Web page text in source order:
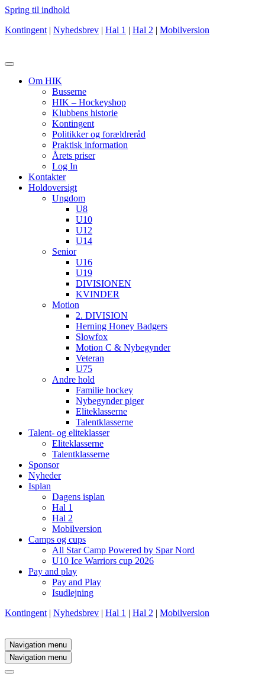
Spring til indhold
Kontingent | Nyhedsbrev | Hal 1 | Hal 2 | Mobilversion
Om HIK
Busserne
HIK – Hockeyshop
Klubbens historie
Kontingent
Politikker og forældreråd
Praktisk information
Årets priser
Log In
Kontakter
Holdoversigt
Ungdom
U8
U10
U12
U14
Senior
U16
U19
DIVISIONEN
KVINDER
Motion
2. DIVISION
Herning Honey Badgers
Slowfox
Motion C & Nybegynder
Veteran
U75
Andre hold
Familie hockey
Nybegynder piger
Eliteklasserne
Talentklasserne
Talent- og eliteklasser
Eliteklasserne
Talentklasserne
Sponsor
Nyheder
Isplan
Dagens isplan
Hal 1
Hal 2
Mobilversion
Camps og cups
All Star Camp Powered by Spar Nord
U10 Ice Warriors cup 2026
Pay and play
Pay and Play
Isudlejning
Kontingent | Nyhedsbrev | Hal 1 | Hal 2 | Mobilversion
Navigation menu
Navigation menu